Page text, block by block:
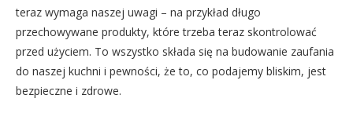
teraz wymaga naszej uwagi – na przykład długo
przechowywane produkty, które trzeba teraz skontrolować
przed użyciem. To wszystko składa się na budowanie zaufania
do naszej kuchni i pewności, że to, co podajemy bliskim, jest
bezpieczne i zdrowe.